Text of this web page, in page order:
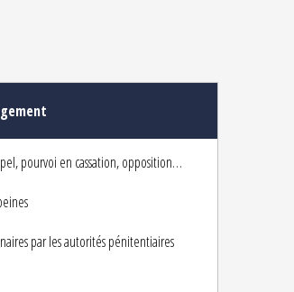
pourvoi en cassation, opposition…
par les autorités pénitentiaires